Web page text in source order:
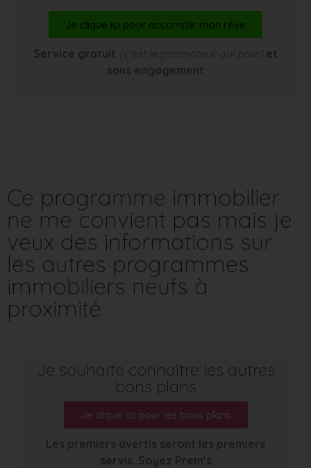
Je clique ici pour accomplir mon rêve
Service gratuit (c’est le promoteur qui paie) et
sans engagement
Ce programme immobilier
ne me convient pas mais je
veux des informations sur
les autres programmes
immobiliers neufs à
proximité
Je souhaite connaître les autres
bons plans
Je clique ici pour les bons plans
Les premiers avertis seront les premiers
servis. Soyez Prem’s